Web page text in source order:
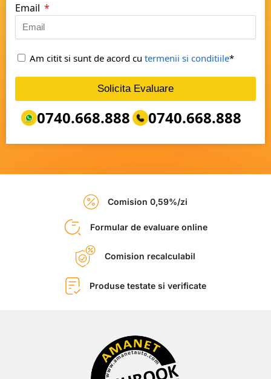
Email
Am citit si sunt de acord cu termenii si conditiile*
Solicita Evaluare
0740.668.888 0740.668.888
Comision 0,59%/zi
Formular de evaluare online
Comision recalculabil
Produse testate si verificate